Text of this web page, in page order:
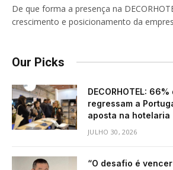
De que forma a presença na
crescimento e posicionamento da
Our Picks
DECORHOTEL:
regressam a
aposta na hotelaria
JULHO 30, 2026
“O desafio é